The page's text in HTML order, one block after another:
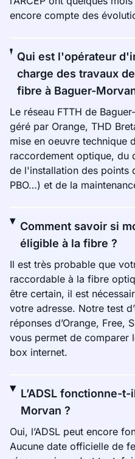
encore compte des
Qui est l'opérateur
charge des travaux
fibre à Baguer-
Le réseau FTTH de
géré par Orange, THD
mise en oeuvre technique
raccordement optique, du
de l'installation des points
PBO…) et de la
Comment savoir si
éligible à la fibre ?
Il est très probable que
raccordable à la fibre
être certain, il est
votre adresse. Notre test
réponses d’Orange, Free,
vous permet de comparer
box internet.
L’ADSL fonctionne-
Morvan ?
Oui, l’ADSL peut encore
Aucune date officielle de